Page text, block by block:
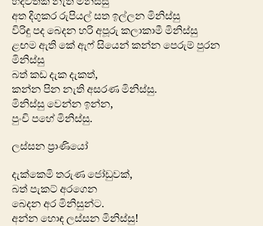
අත දිගුකර රුපියල් සත ඉල්ලන මිනිස්සු
විරිඳු පද බෙදන හරි අපූරු කලාකාමී මිනිස්සු
ළඟම ඇති කේ ඇෆ් සියෙන් කන්න පෙරුම් පුරන
මිනිස්සු
බත් කඩ දැක දැකත්,
කන්න පින නැති අසරණ මිනිස්සු.
මිනිස්සු වෙන්න ඉන්න,
පුංචි පහේ මිනිස්සු.
ලස්සන ප්‍රාණියෝ
දැක්කෙමි තරුණ ජෝඩුවක්,
බත් පැකට් අරගෙන
බෙදන අර මිනිසුන්ට.
අන්න හොඳ ලස්සන මිනිස්සු!